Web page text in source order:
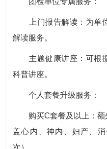
上门报告解读：为单位
解读服务。
主题健康讲座：可根据
科普讲座。
个人套餐升级服务：
购买C套餐及以上：额
盖心内、神内、妇产、